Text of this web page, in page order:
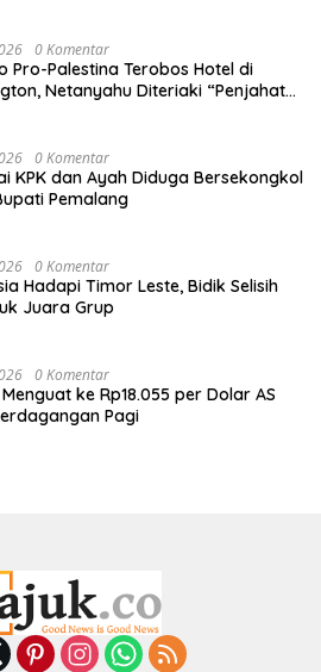
0 Komentar
Pro-Palestina Terobos Hotel di
Netanyahu Diteriaki “Penjahat
0 Komentar
KPK dan Ayah Diduga Bersekongkol
Pemalang
0 Komentar
Hadapi Timor Leste, Bidik Selisih
Juara Grup
0 Komentar
ke Rp18.055 per Dolar AS
Pagi